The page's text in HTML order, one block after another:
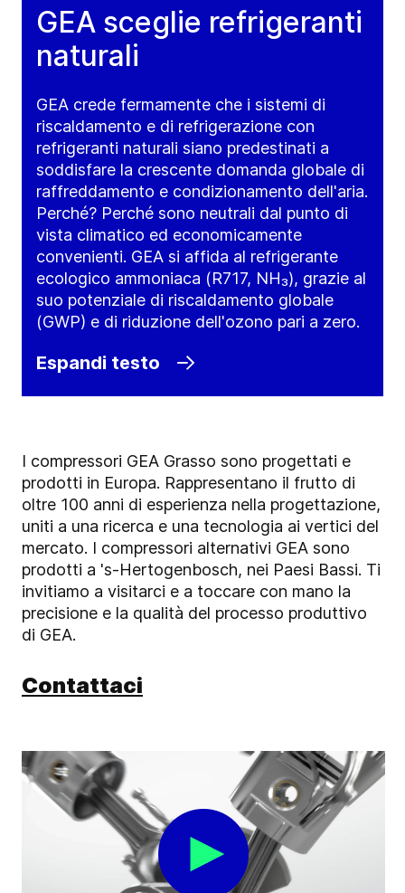
GEA sceglie refrigeranti
naturali
GEA crede fermamente che i sistemi di
riscaldamento e di refrigerazione con
refrigeranti naturali siano predestinati a
soddisfare la crescente domanda globale di
raffreddamento e condizionamento dell'aria.
Perché? Perché sono neutrali dal punto di
vista climatico ed economicamente
convenienti. GEA si affida al refrigerante
ecologico ammoniaca (R717, NH₃), grazie al
suo potenziale di riscaldamento globale
(GWP) e di riduzione dell'ozono pari a zero.
Espandi testo
I compressori GEA Grasso sono progettati e
prodotti in Europa. Rappresentano il frutto di
oltre 100 anni di esperienza nella progettazione,
uniti a una ricerca e una tecnologia ai vertici del
mercato. I compressori alternativi GEA sono
prodotti a 's-Hertogenbosch, nei Paesi Bassi. Ti
invitiamo a visitarci e a toccare con mano la
precisione e la qualità del processo produttivo
di GEA.
Contattaci